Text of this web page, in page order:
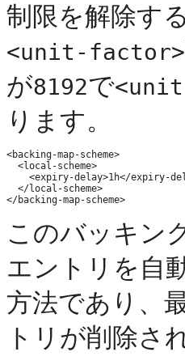
制限を解除す
<unit-factor>
が8192で
ります。
<backing-map-scheme>
  <local-scheme>
<expiry-delay>1h</expiry-
  </local-scheme>
このバッキン
エントリを自
方法であり、
トリが削除さ